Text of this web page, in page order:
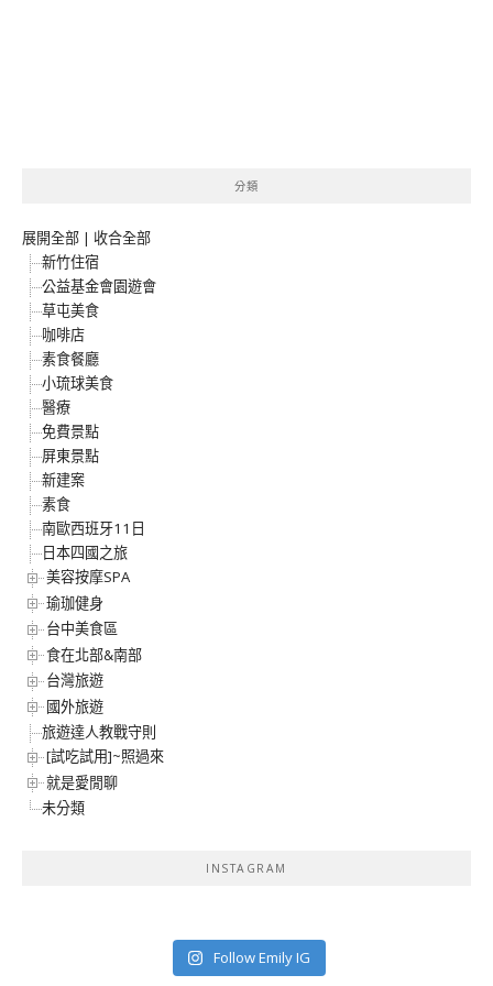
分類
展開全部 | 收合全部
新竹住宿
公益基金會園遊會
草屯美食
咖啡店
素食餐廳
小琉球美食
醫療
免費景點
屏東景點
新建案
素食
南歐西班牙11日
日本四國之旅
美容按摩SPA
瑜珈健身
台中美食區
食在北部&南部
台灣旅遊
國外旅遊
旅遊達人教戰守則
[試吃試用]~照過來
就是愛閒聊
未分類
INSTAGRAM
Follow Emily IG